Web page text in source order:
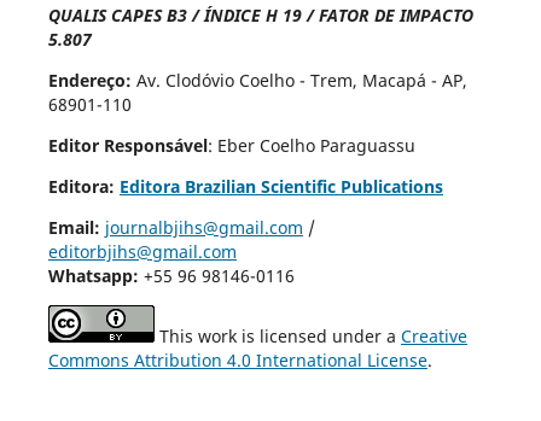
QUALIS CAPES B3 / ÍNDICE H 19 / FATOR DE IMPACTO
5.807
Endereço: Av. Clodóvio Coelho - Trem, Macapá - AP,
68901-110
Editor Responsável: Eber Coelho Paraguassu
Editora: Editora Brazilian Scientific Publications
Email: journalbjihs@gmail.com /
editorbjihs@gmail.com
Whatsapp: +55 96 98146-0116
This work is licensed under a Creative
Commons Attribution 4.0 International License.